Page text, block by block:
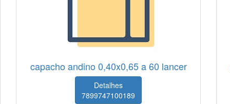
capacho andino 0,40x0,65 a 60 lancer
Detalhes
7899747100189